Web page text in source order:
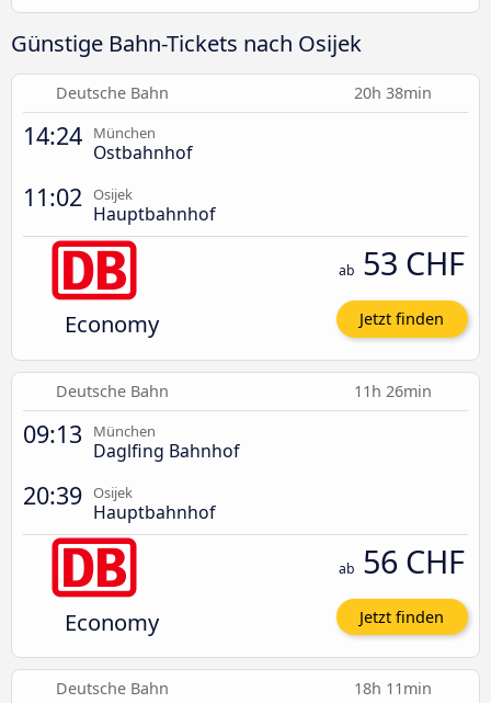
Günstige Bahn-Tickets nach Osijek
Deutsche Bahn 20h 38min
14:24 München
Ostbahnhof
11:02 Osijek
Hauptbahnhof
Economy
ab 53 CHF
Jetzt finden
Deutsche Bahn 11h 26min
09:13 München
Daglfing Bahnhof
20:39 Osijek
Hauptbahnhof
Economy
ab 56 CHF
Jetzt finden
Deutsche Bahn 18h 11min